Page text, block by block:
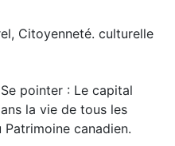
, Citoyenneté. culturelle
pointer : Le capital
la vie de tous les
canadien.